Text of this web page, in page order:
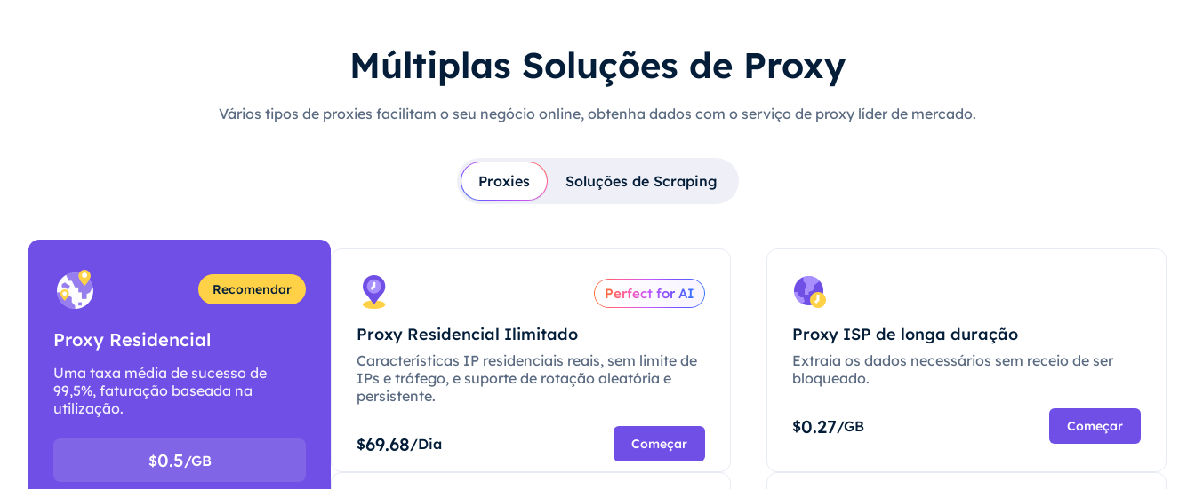
Múltiplas Soluções de Proxy
Vários tipos de proxies facilitam o seu negócio online, obtenha dados com o serviço de proxy líder de mercado.
Proxies Soluções de Scraping
Recomendar
Proxy Residencial
Uma taxa média de sucesso de
99,5%, faturação baseada na
utilização.
$0.5/GB
Perfect for AI
Proxy Residencial Ilimitado
Características IP residenciais reais, sem limite de
IPs e tráfego, e suporte de rotação aleatória e
persistente.
$69.68/Dia Começar
Proxy ISP de longa duração
Extraia os dados necessários sem receio de ser
bloqueado.
$0.27/GB Começar